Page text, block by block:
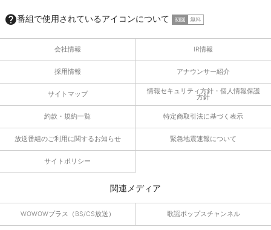
番組で使用されているアイコンについて
会社情報 IR情報
採用情報 アナウンサー紹介
サイトマップ 情報セキュリティ方針・個人情報保護
方針
約款・規約一覧 特定商取引法に基づく表示
放送番組のご利用に関するお知らせ 緊急地震速報について
サイトポリシー
関連メディア
WOWOWプラス（BS/CS放送） 歌謡ポップスチャンネル